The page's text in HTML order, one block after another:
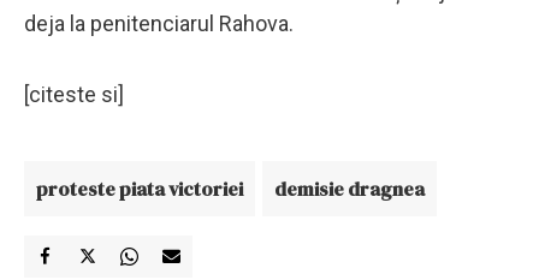
deja la penitenciarul Rahova.
[citeste si]
proteste piata victoriei demisie dragnea